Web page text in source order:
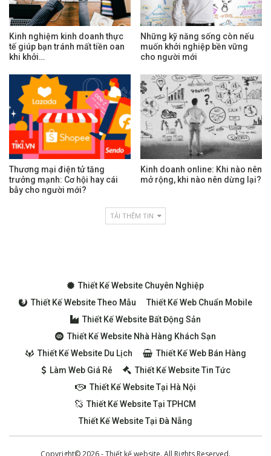
Kinh nghiệm kinh doanh thực
tế giúp bạn tránh mất tiền oan
khi khởi…
Những kỹ năng sống còn nếu
muốn khởi nghiệp bền vững
cho người mới
Thương mại điện tử tăng
trưởng mạnh: Cơ hội hay cái
bẫy cho người mới?
Kinh doanh online: Khi nào nên
mở rộng, khi nào nên dừng lại?
TẢI THÊM TIN
Thiết Kế Website Chuyên Nghiệp
Thiết Kế Website Theo Mẫu
Thiết Kế Web Chuẩn Mobile
Thiết Kế Website Bất Động Sản
Thiết Kế Website Nhà Hàng Khách Sạn
Thiết Kế Website Du Lịch
Thiết Kế Web Bán Hàng
Làm Web Giá Rẻ
Thiết Kế Website Tin Tức
Thiết Kế Website Tại Hà Nội
Thiết Kế Website Tại TPHCM
Thiết Kế Website Tại Đà Nẵng